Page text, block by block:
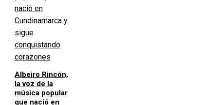
Albeiro Rincón,
la voz de la
música popular
que nació en